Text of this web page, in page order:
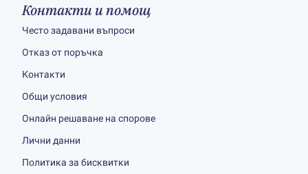
Контакти и помощ
Често задавани въпроси
Отказ от поръчка
Контакти
Общи условия
Онлайн решаване на спорове
Лични данни
Политика за бисквитки